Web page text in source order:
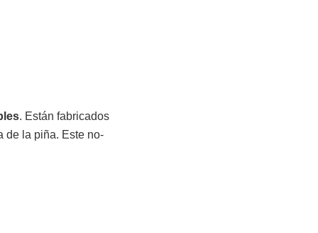
. Están fabricados
de la piña. Este no-